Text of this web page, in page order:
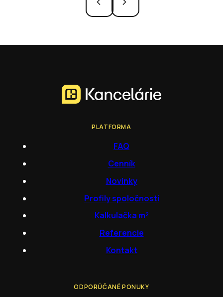
PLATFORMA
FAQ
Cenník
Novinky
Profily spoločností
Kalkulačka m²
Referencie
Kontakt
ODPORÚČANÉ PONUKY